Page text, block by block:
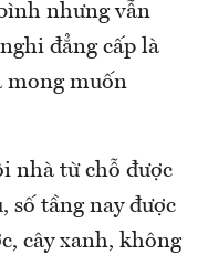
nhưng vẫn
đẳng cấp là
mong muốn
nhà từ chỗ được
số tầng nay được
cây xanh, không